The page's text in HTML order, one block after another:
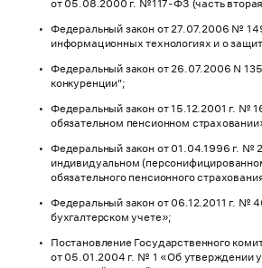
от 05.08.2000 г. №117-ФЗ (часть
Федеральный закон от 27.07.2006 №
информационных технологиях и о
Федеральный закон от 26.07.2006 N
конкуренции";
Федеральный закон от 15.12.2001 г. №
обязательном пенсионном
Федеральный закон от 01.04.1996 г. №
индивидуальном
обязательного пенсионного
Федеральный закон от 06.12.2011 г. №
бухгалтерском учете»;
Постановление Государственного
от 05.01.2004 г. № 1 «Об утверждении